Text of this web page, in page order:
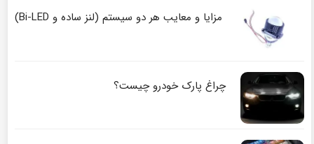
مزایا و معایب هر دو سیستم (لنز ساده و Bi-LED)
چراغ پارک خودرو چیست؟